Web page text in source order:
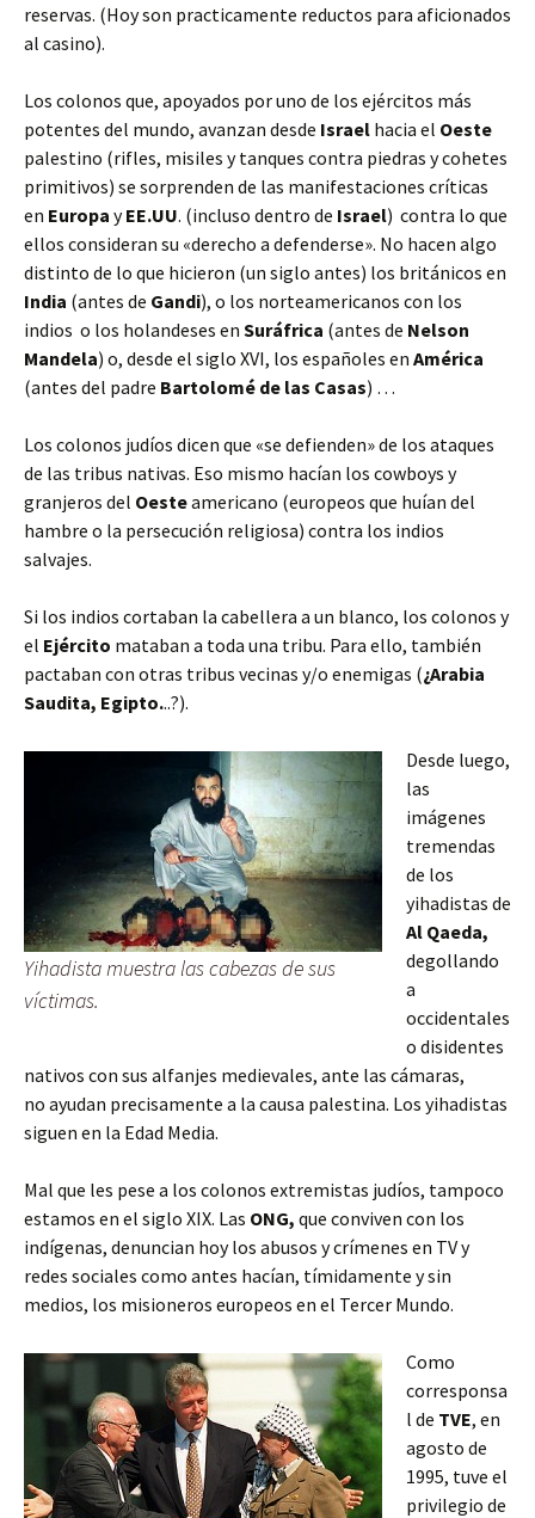
reservas. (Hoy son practicamente reductos para aficionados
al casino).
Los colonos que, apoyados por uno de los ejércitos más
potentes del mundo, avanzan desde Israel hacia el Oeste
palestino (rifles, misiles y tanques contra piedras y cohetes
primitivos) se sorprenden de las manifestaciones críticas
en Europa yEE.UU. (incluso dentro de Israel) contra lo que
ellos consideran su «derecho a defenderse». No hacen algo
distinto de lo que hicieron (un siglo antes) los británicos en
India (antes de Gandi), o los norteamericanos con los
indios o los holandeses en Suráfrica (antes de Nelson
Mandela) o, desde el siglo XVI, los españoles en América
(antes del padre Bartolomé de las Casas) …
Los colonos judíos dicen que «se defienden» de los ataques
de las tribus nativas. Eso mismo hacían los cowboys y
granjeros del Oesteamericano (europeos que huían del
hambre o la persecución religiosa) contra los indios
salvajes.
Si los indios cortaban la cabellera a un blanco, los colonos y
el Ejército mataban a toda una tribu. Para ello, también
pactaban con otras tribus vecinas y/o enemigas (¿Arabia
Saudita, Egipto...?).
Yihadista muestra las cabezas de sus
víctimas.
Desde luego,
las
imágenes
tremendas
de los
yihadistas de
Al Qaeda,
degollando
a
occidentales
o disidentes
nativos con sus alfanjes medievales, ante las cámaras,
no ayudan precisamente a la causa palestina. Los yihadistas
siguen en la Edad Media.
Mal que les pese a los colonos extremistas judíos, tampoco
estamos en el siglo XIX. Las ONG, que conviven con los
indígenas, denuncian hoy los abusos y crímenes en TV y
redes sociales como antes hacían, tímidamente y sin
medios, los misioneros europeos en el Tercer Mundo.
Como
corresponsa
l de TVE, en
agosto de
1995, tuve el
privilegio de